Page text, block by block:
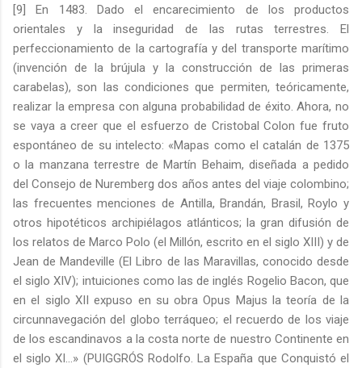
[9] En 1483. Dado el encarecimiento de los productos
orientales y la inseguridad de las rutas terrestres. El
perfeccionamiento de la cartografía y del transporte marítimo
(invención de la brújula y la construcción de las primeras
carabelas), son las condiciones que permiten, teóricamente,
realizar la empresa con alguna probabilidad de éxito. Ahora, no
se vaya a creer que el esfuerzo de Cristobal Colon fue fruto
espontáneo de su intelecto: «Mapas como el catalán de 1375
o la manzana terrestre de Martín Behaim, diseñada a pedido
del Consejo de Nuremberg dos años antes del viaje colombino;
las frecuentes menciones de Antilla, Brandán, Brasil, Roylo y
otros hipotéticos archipiélagos atlánticos; la gran difusión de
los relatos de Marco Polo (el Millón, escrito en el siglo XIII) y de
Jean de Mandeville (El Libro de las Maravillas, conocido desde
el siglo XIV); intuiciones como las de inglés Rogelio Bacon, que
en el siglo XII expuso en su obra Opus Majus la teoría de la
circunnavegación del globo terráqueo; el recuerdo de los viaje
de los escandinavos a la costa norte de nuestro Continente en
el siglo XI…» (PUIGGRÓS Rodolfo. La España que Conquistó el